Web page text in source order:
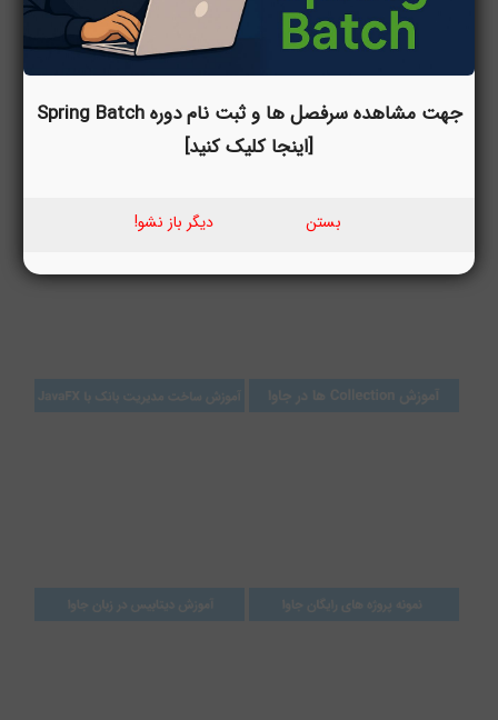
جهت مشاهده سرفصل ها و ثبت نام دوره Spring Batch
[اینجا کلیک کنید]
بستن دیگر باز نشو!